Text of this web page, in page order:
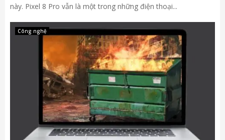
này. Pixel 8 Pro vẫn là một trong những điện thoại...
Công nghệ